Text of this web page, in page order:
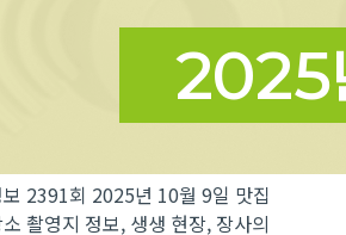
2391회 2025년 10월 9일 맛집
촬영지 정보, 생생 현장, 장사의